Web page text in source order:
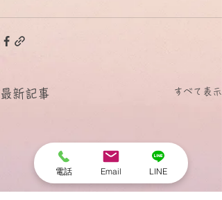
最新記事 すべて表示
電話 Email LINE